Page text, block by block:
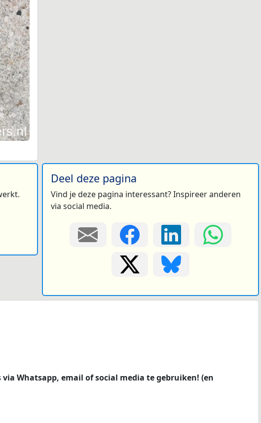
Deel deze pagina
Vind je deze pagina interessant? Inspireer anderen
via social media.
Whatsapp, email of social media te gebruiken! (en